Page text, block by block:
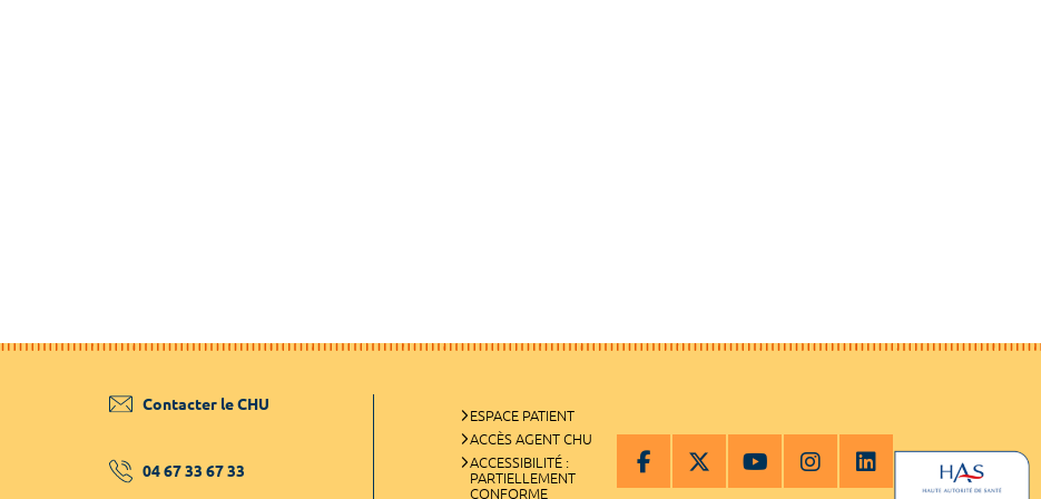
Contacter le CHU
04 67 33 67 33
ESPACE PATIENT
ACCÈS AGENT CHU
ACCESSIBILITÉ :
PARTIELLEMENT
CONFORME